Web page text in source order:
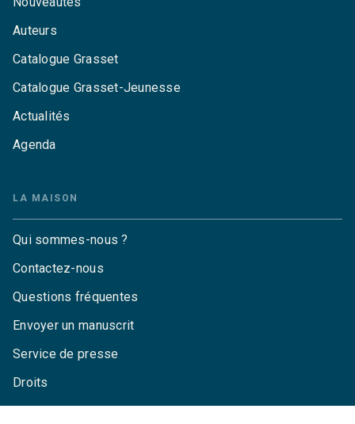
Auteurs
Catalogue Grasset
Catalogue Grasset-Jeunesse
Actualités
Agenda
LA MAISON
Qui sommes-nous ?
Contactez-nous
Questions fréquentes
Envoyer un manuscrit
Service de presse
Droits